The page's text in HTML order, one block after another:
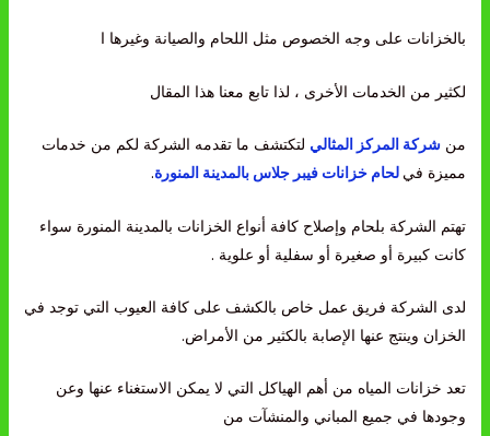
بالخزانات على وجه الخصوص مثل اللحام والصيانة وغيرها ا
لكثير من الخدمات الأخرى ، لذا تابع معنا هذا المقال
من شركة المركز المثالي لتكتشف ما تقدمه الشركة لكم من خدمات
مميزة في لحام خزانات فيبر جلاس بالمدينة المنورة.
تهتم الشركة بلحام وإصلاح كافة أنواع الخزانات بالمدينة المنورة سواء
كانت كبيرة أو صغيرة أو سفلية أو علوية .
لدى الشركة فريق عمل خاص بالكشف على كافة العيوب التي توجد في
الخزان وينتج عنها الإصابة بالكثير من الأمراض.
تعد خزانات المياه من أهم الهياكل التي لا يمكن الاستغناء عنها وعن
وجودها في جميع المباني والمنشآت من